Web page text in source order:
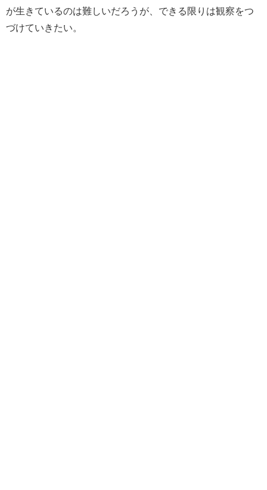
が生きているのは難しいだろうが、できる限りは観察をつ
づけていきたい。